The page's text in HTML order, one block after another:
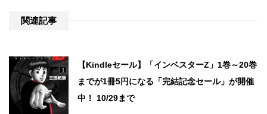
関連記事
【Kindleセール】「インベスターZ」1巻～20巻
までが1冊5円になる「完結記念セール」が開催
中！ 10/29まで